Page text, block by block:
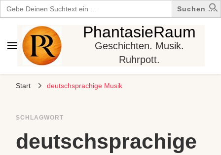
Search
for:
PhantasieRaum
Geschichten. Musik.
Ruhrpott.
Start deutschsprachige Musik
SCHLAGWORT
deutschsprachige